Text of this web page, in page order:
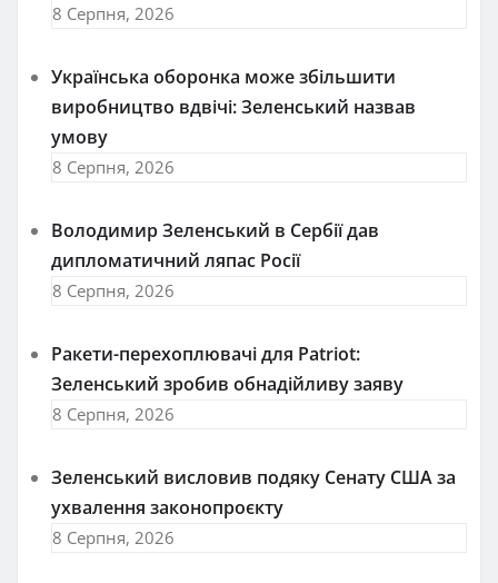
8 Серпня, 2026
Українська оборонка може збільшити
виробництво вдвічі: Зеленський назвав
умову
8 Серпня, 2026
Володимир Зеленський в Сербії дав
дипломатичний ляпас Росії
8 Серпня, 2026
Ракети-перехоплювачі для Patriot:
Зеленський зробив обнадійливу заяву
8 Серпня, 2026
Зеленський висловив подяку Сенату США за
ухвалення законопроєкту
8 Серпня, 2026